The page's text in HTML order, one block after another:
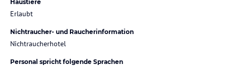
Haustiere
Erlaubt
Nichtraucher- und Raucherinformation
Nichtraucherhotel
Personal spricht folgende Sprachen